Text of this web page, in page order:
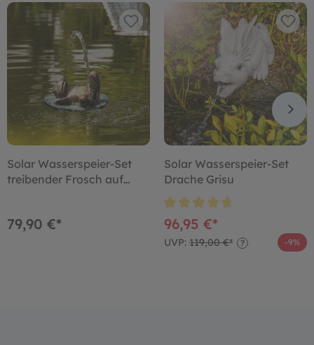
Solar Wasserspeier-Set
treibender Frosch auf
79,90 €*
Solar Wasserspeier-Set
Drache Grisu
96,95 €*
UVP: 119,00 €* ? -9%